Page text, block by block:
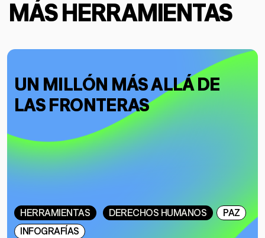
MÁS HERRAMIENTAS
UN MILLÓN MÁS ALLÁ DE
LAS FRONTERAS
HERRAMIENTAS DERECHOS HUMANOS
PAZ
INFOGRAFÍAS